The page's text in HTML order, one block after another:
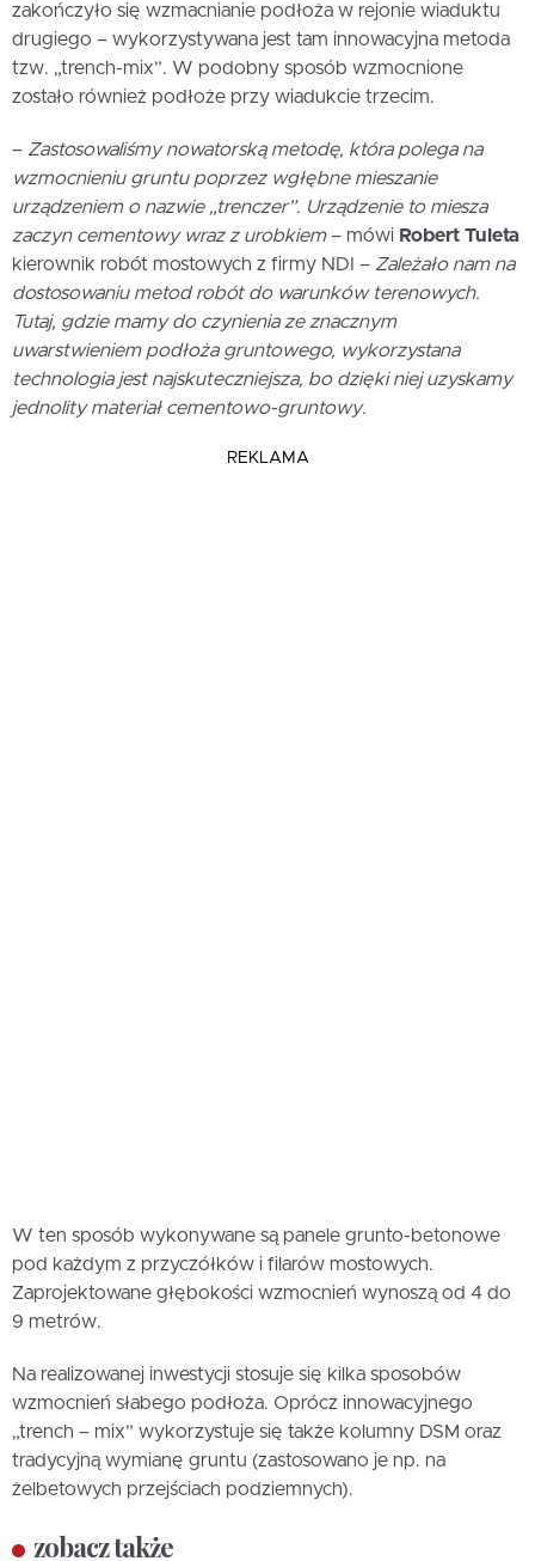
zakończyło się wzmacnianie podłoża w rejonie wiaduktu
drugiego – wykorzystywana jest tam innowacyjna metoda
tzw. „trench-mix”. W podobny sposób wzmocnione
zostało również podłoże przy wiadukcie trzecim.
– Zastosowaliśmy nowatorską metodę, która polega na
wzmocnieniu gruntu poprzez wgłębne mieszanie
urządzeniem o nazwie „trenczer”. Urządzenie to miesza
zaczyn cementowy wraz z urobkiem– mówi Robert Tuleta
kierownik robót mostowych z firmy NDI – Zależało nam na
dostosowaniu metod robót do warunków terenowych.
Tutaj, gdzie mamy do czynienia ze znacznym
uwarstwieniem podłoża gruntowego, wykorzystana
technologia jest najskuteczniejsza, bo dzięki niej uzyskamy
jednolity materiał cementowo-gruntowy.
REKLAMA
W ten sposób wykonywane są panele grunto-betonowe
pod każdym z przyczółków i filarów mostowych.
Zaprojektowane głębokości wzmocnień wynoszą od 4 do
9 metrów.
Na realizowanej inwestycji stosuje się kilka sposobów
wzmocnień słabego podłoża. Oprócz innowacyjnego
„trench – mix” wykorzystuje się także kolumny DSM oraz
tradycyjną wymianę gruntu (zastosowano je np. na
żelbetowych przejściach podziemnych).
zobacz także